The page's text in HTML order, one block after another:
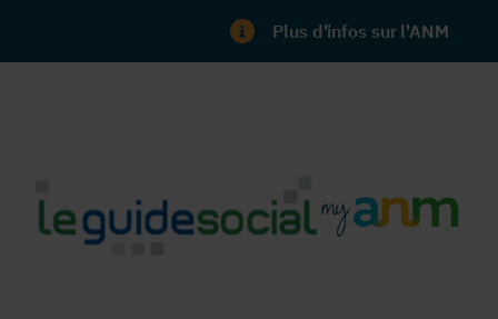
Plus d'infos sur l'ANM